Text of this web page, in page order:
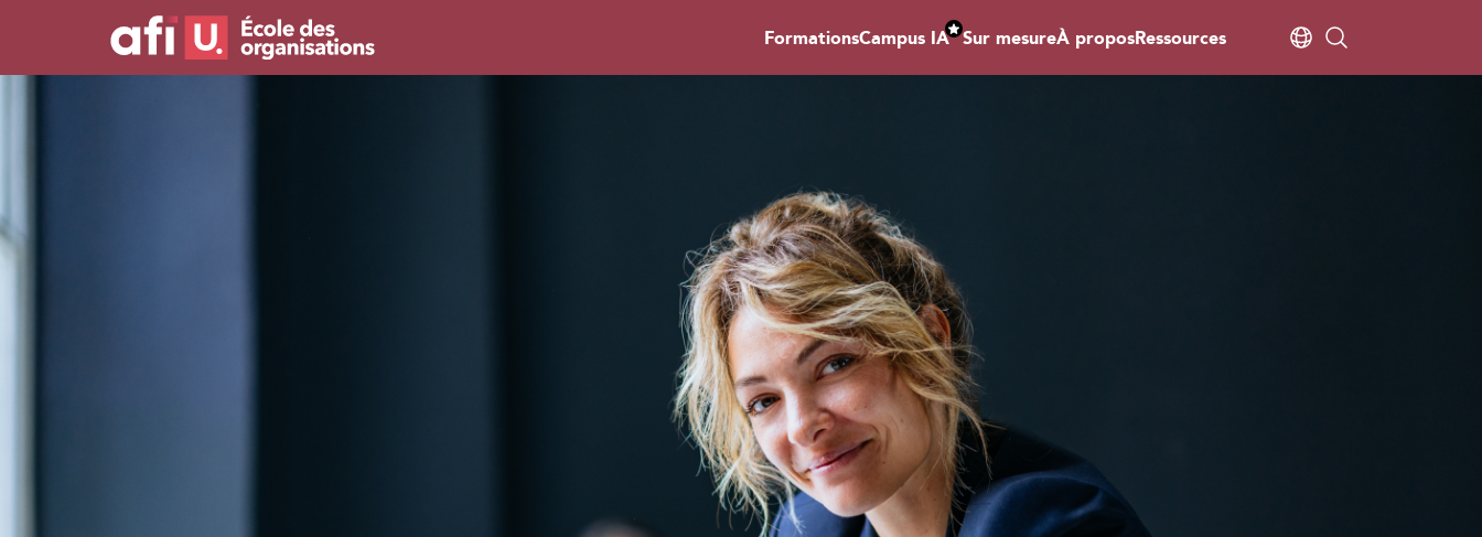
FormationsCampus IA Sur mesureÀ proposRessources